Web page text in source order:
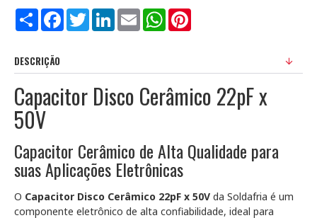
Compartilhar
FacebookTwitterLinkedInEmail WhatsApp
DESCRIÇÃO
Capacitor Disco Cerâmico 22pF x
50V
Capacitor Cerâmico de Alta Qualidade para
suas Aplicações Eletrônicas
O Capacitor Disco Cerâmico 22pF x 50V da Soldafria é um
componente eletrônico de alta confiabilidade, ideal para